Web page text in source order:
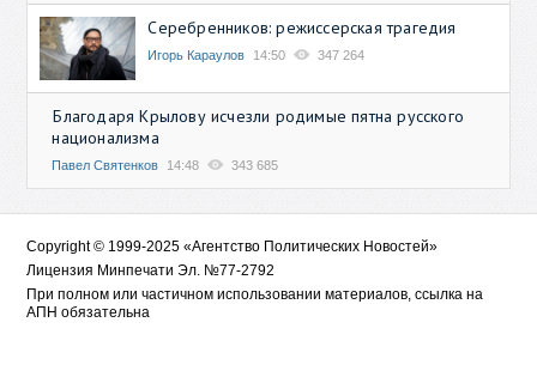
Серебренников: режиссерская трагедия
Игорь Караулов 14:50 347 264
Благодаря Крылову исчезли родимые пятна русского
национализма
Павел Святенков 14:48 343 685
Copyright © 1999-2025 «Агентство Политических Новостей»
Лицензия Минпечати Эл. №77-2792
При полном или частичном использовании материалов, ссылка на
АПН обязательна